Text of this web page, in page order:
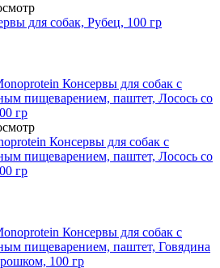
для собак, Рубец, 100 гр
Консервы для собак с
пищеварением, паштет, Лосось со
гр